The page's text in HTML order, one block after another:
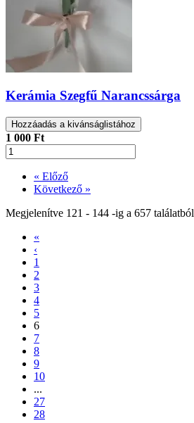
Kerámia Szegfű Narancssárga
Hozzáadás a kivánságlistához
1 000 Ft
« Előző
Következő »
Megjelenítve 121 - 144 -ig a 657 találatból
«
‹
1
2
3
4
5
6
7
8
9
10
...
27
28